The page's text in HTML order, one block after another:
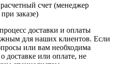
счет (менеджер
заказе)
доставки и оплаты
для наших клиентов. Если
или вам необходима
доставке или оплате, не